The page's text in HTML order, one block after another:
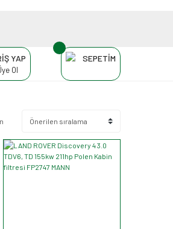
YAP
Ol
SEPETİM